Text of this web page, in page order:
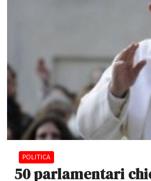
POLITICA
50 parlamentari